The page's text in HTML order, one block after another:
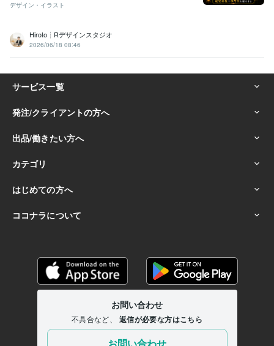
デザイン・イラスト
Hiroto┊Rデザインスタジオ
2026/06/18 08:46